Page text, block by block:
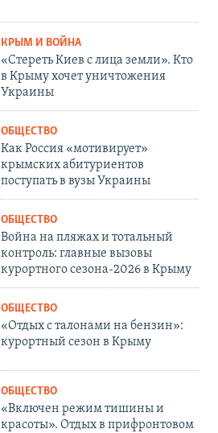
КРЫМ И ВОЙНА
«Стереть Киев с лица земли». Кто
в Крыму хочет уничтожения
Украины
ОБЩЕСТВО
Как Россия «мотивирует»
крымских абитуриентов
поступать в вузы Украины
ОБЩЕСТВО
Война на пляжах и тотальный
контроль: главные вызовы
курортного сезона-2026 в Крыму
ОБЩЕСТВО
«Отдых с талонами на бензин»:
курортный сезон в Крыму
ОБЩЕСТВО
«Включен режим тишины и
красоты». Отдых в прифронтовом